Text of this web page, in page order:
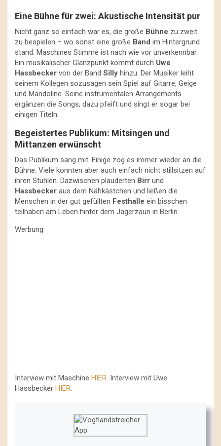
Eine Bühne für zwei: Akustische Intensität pur
Nicht ganz so einfach war es, die große Bühne zu zweit
zu bespielen – wo sonst eine große Band im Hintergrund
stand. Maschines Stimme ist nach wie vor unverkennbar.
Ein musikalischer Glanzpunkt kommt durch Uwe
Hassbecker von der Band Silly hinzu. Der Musiker leiht
seinem Kollegen sozusagen sein Spiel auf Gitarre, Geige
und Mandoline. Seine instrumentalen Arrangements
ergänzen die Songs, dazu pfeift und singt er sogar bei
einigen Titeln.
Begeistertes Publikum: Mitsingen und
Mittanzen erwünscht
Das Publikum sang mit. Einige zog es immer wieder an die
Bühne. Viele konnten aber auch einfach nicht stillsitzen auf
ihren Stühlen. Dazwischen plauderten Birr und
Hassbecker aus dem Nähkästchen und ließen die
Menschen in der gut gefüllten Festhalle ein bisschen
teilhaben am Leben hinter dem Jägerzaun in Berlin.
Werbung
Interview mit Maschine HIER. Interview mit Uwe
Hassbecker HIER.